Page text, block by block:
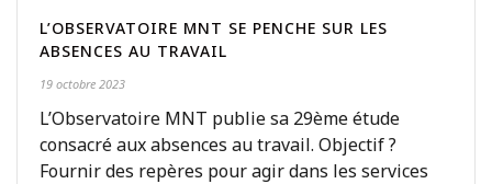
L’OBSERVATOIRE MNT SE PENCHE SUR LES
ABSENCES AU TRAVAIL
19 octobre 2023
L’Observatoire MNT publie sa 29ème étude
consacré aux absences au travail. Objectif ?
Fournir des repères pour agir dans les services